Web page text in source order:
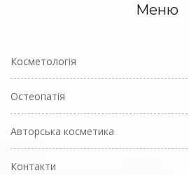
Меню
Косметологія
Остеопатія
Авторська косметика
Контакти